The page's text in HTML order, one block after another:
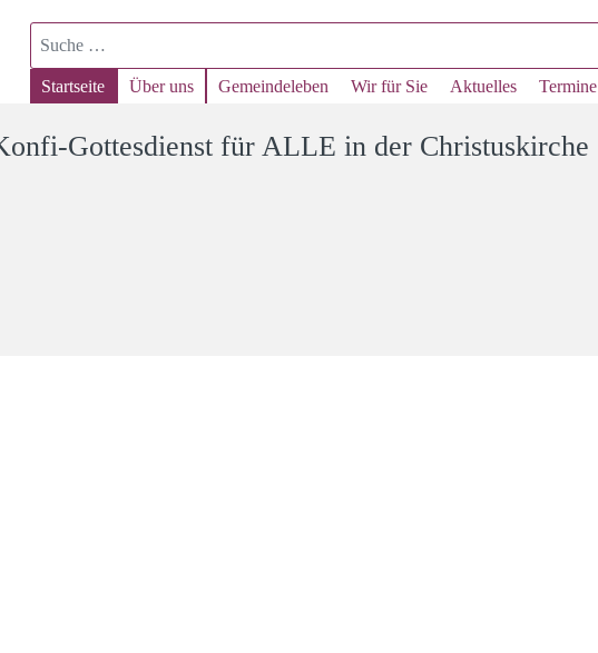
Suchen
Startseite Über uns Gemeindeleben Wir für Sie Aktuelles Termine
Gottesdienst für ALLE in der Christuskirche